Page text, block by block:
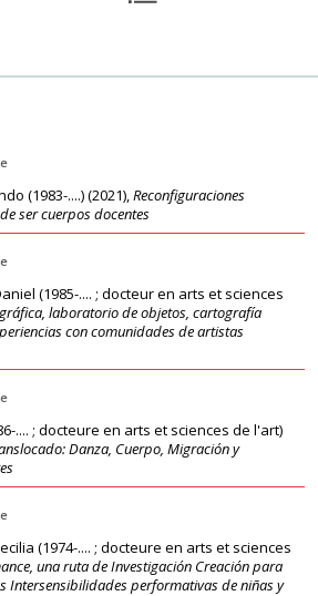
(1983-....)(2021),Reconfiguraciones
ser cuerpos docentes
(1985-.... ; docteur en arts et sciences
laboratorio de objetos, cartografía
con comunidades de artistas
.... ; docteure en arts et sciences de l'art)
Danza, Cuerpo, Migración y
(1974-.... ; docteure en arts et sciences
una ruta de Investigación Creación para
Intersensibilidades performativas de niñas y